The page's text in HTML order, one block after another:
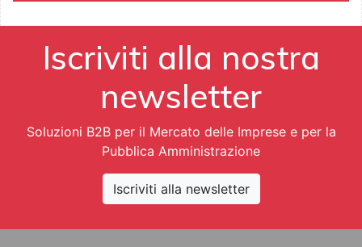
Iscriviti alla nostra
newsletter
Soluzioni B2B per il Mercato delle Imprese e per la
Pubblica Amministrazione
Iscriviti alla newsletter